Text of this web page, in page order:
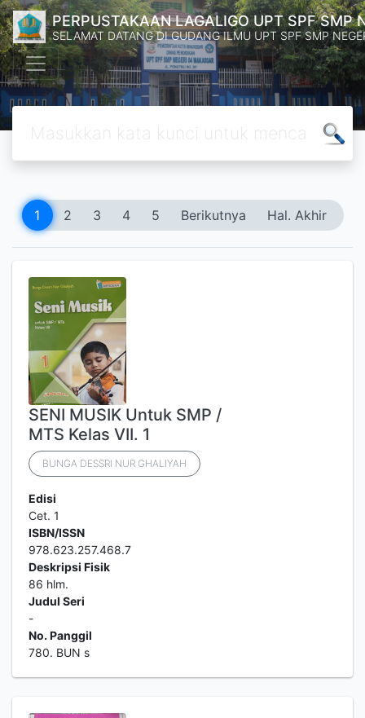
PERPUSTAKAAN LAGALIGO UPT SPF SMP
SELAMAT DATANG DI GUDANG ILMU UPT SPF SMP
1 2 3 4 5 Berikutnya Hal. Akhir
SENI MUSIK Untuk SMP /
MTS Kelas VII. 1
BUNGA DESSRI NUR GHALIYAH
Edisi
Cet. 1
ISBN/ISSN
978.623.257.468.7
Deskripsi Fisik
86 hlm.
Judul Seri
-
No. Panggil
780. BUN s